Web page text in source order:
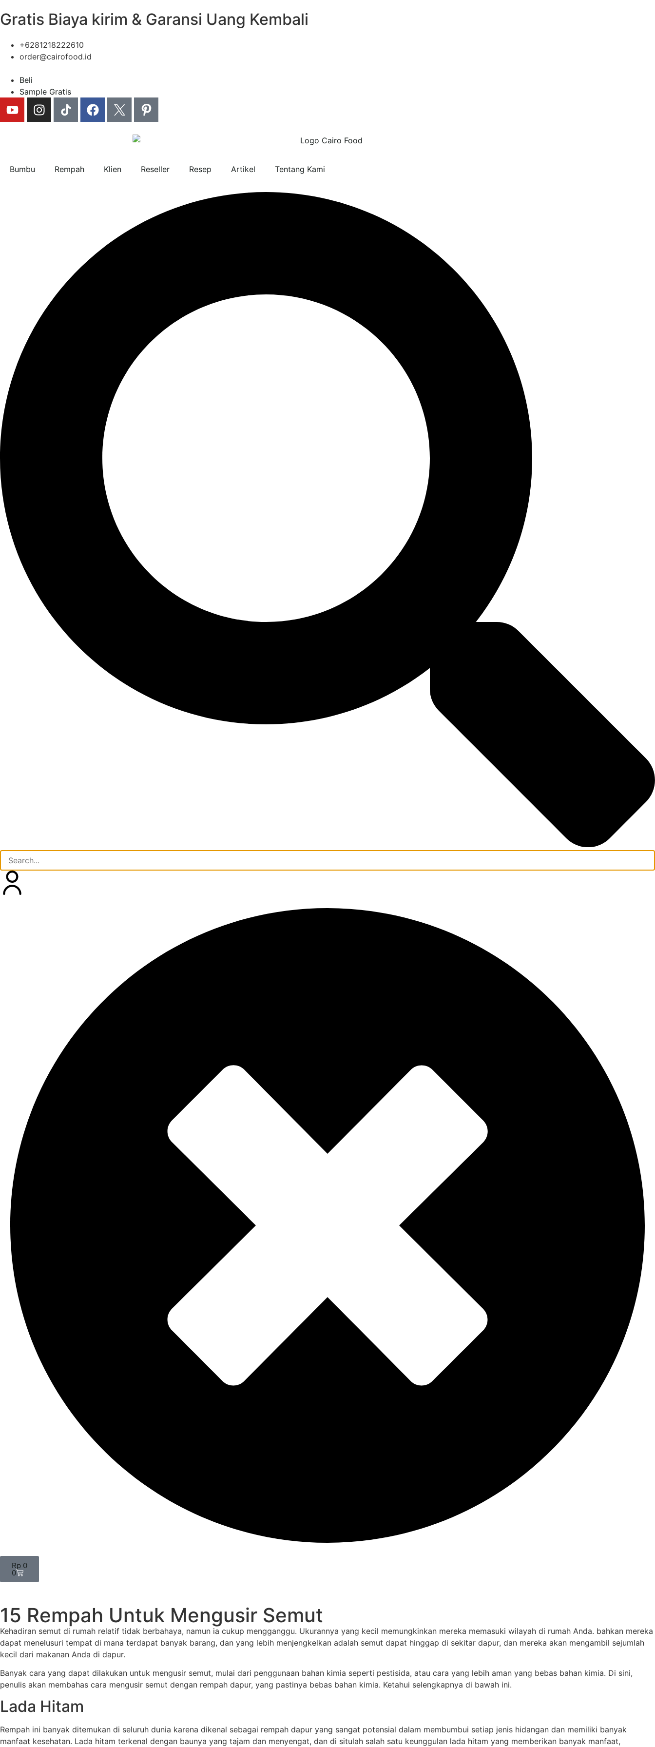
Gratis Biaya kirim & Garansi Uang Kembali
+6281218222610
order@cairofood.id
Beli
Sample Gratis
Bumbu Rempah Klien Reseller Resep Artikel Tentang Kami
Rp 0
0
15 Rempah Untuk Mengusir Semut
Kehadiran semut di rumah relatif tidak berbahaya, namun ia cukup mengganggu. Ukurannya yang kecil memungkinkan mereka memasuki wilayah di rumah Anda. bahkan mereka
dapat menelusuri tempat di mana terdapat banyak barang, dan yang lebih menjengkelkan adalah semut dapat hinggap di sekitar dapur, dan mereka akan mengambil sejumlah
kecil dari makanan Anda di dapur.
Banyak cara yang dapat dilakukan untuk mengusir semut, mulai dari penggunaan bahan kimia seperti pestisida, atau cara yang lebih aman yang bebas bahan kimia. Di sini,
penulis akan membahas cara mengusir semut dengan rempah dapur, yang pastinya bebas bahan kimia. Ketahui selengkapnya di bawah ini.
Lada Hitam
Rempah ini banyak ditemukan di seluruh dunia karena dikenal sebagai rempah dapur yang sangat potensial dalam membumbui setiap jenis hidangan dan memiliki banyak
manfaat kesehatan. Lada hitam terkenal dengan baunya yang tajam dan menyengat, dan di situlah salah satu keunggulan lada hitam yang memberikan banyak manfaat,